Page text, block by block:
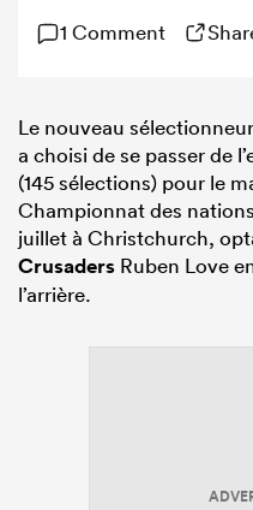
1 Comment
Le nouveau
a choisi de se passer de
(145 sélections) pour le
Championnat des
juillet à Christchurch,
Crusaders Ruben Love
l’arrière.